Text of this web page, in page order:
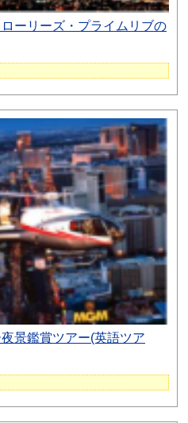
ーリーズ・プライムリブの
景鑑賞ツアー(英語ツア